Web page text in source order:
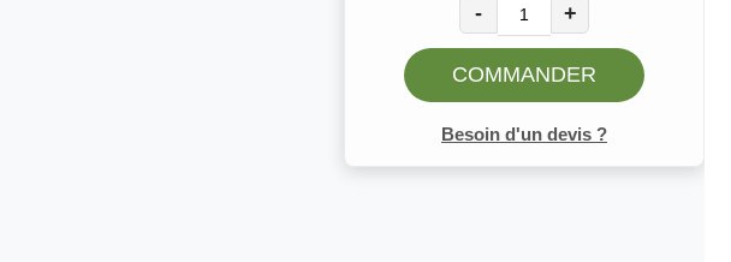
- +
COMMANDER
Besoin d'un devis ?